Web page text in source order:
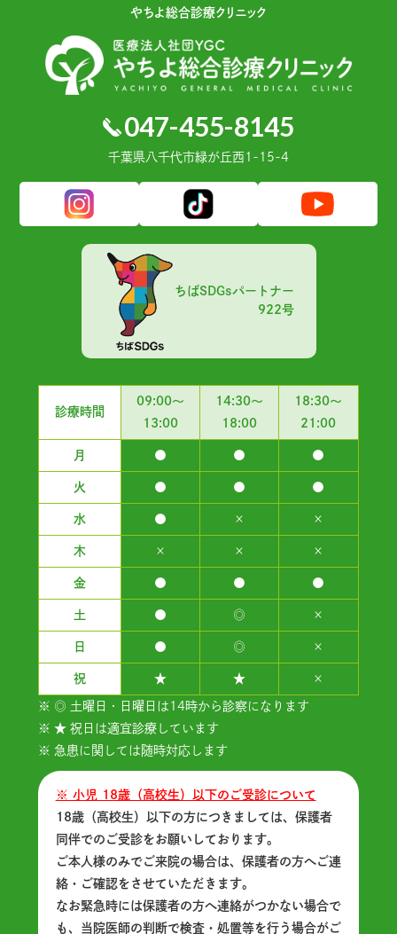
やちよ総合診療クリニック
047-455-8145
千葉県⼋千代市緑が丘⻄1-15-4
ちばSDGsパートナー
922号
診療時間
09:00～
13:00
14:30～
18:00
18:30～
21:00
月 ● ● ●
火 ● ● ●
水 ● × ×
木 × × ×
金 ● ● ●
土 ● ◎ ×
日 ● ◎ ×
祝 ★ ★ ×
※ ◎ 土曜日・日曜日は14時から診察になります
※ ★ 祝日は適宜診療しています
※ 急患に関しては随時対応します
※ 小児 18歳（高校生）以下のご受診について
18歳（高校生）以下の方につきましては、保護者
同伴でのご受診をお願いしております。
ご本人様のみでご来院の場合は、保護者の方へご連
絡・ご確認をさせていただきます。
なお緊急時には保護者の方へ連絡がつかない場合で
も、当院医師の判断で検査・処置等を行う場合がご